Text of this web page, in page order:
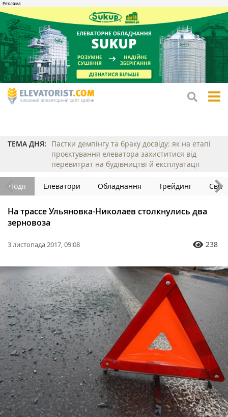
ТЕМА ДНЯ:
Пастки демпінгу та браку досвіду: як на етапі
проєктування елеватора захиститися від
перевитрат на будівництві й експлуатації
Події Елеватори Обладнання Трейдинг Світ
На трассе Ульяновка-Николаев столкнулись два
зерновоза
3 листопада 2017, 09:08 238